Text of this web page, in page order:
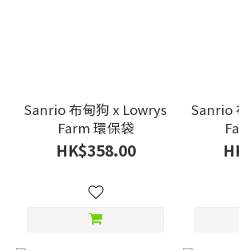
Sanrio 布甸狗 x Lowrys
Farm 環保袋
HK$358.00
Sanrio